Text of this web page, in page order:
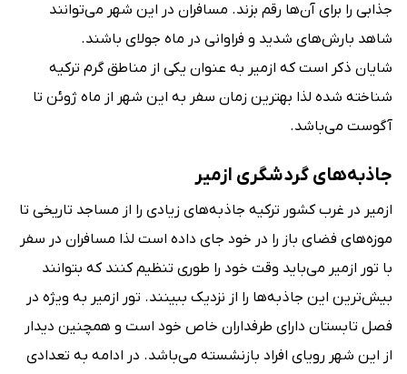
جذابی را برای آن‌ها رقم بزند. مسافران در این شهر می‌توانند
شاهد بارش‌های شدید و فراوانی در ماه جولای باشند.
شایان ذکر است که ازمیر به عنوان یکی از مناطق گرم ترکیه
شناخته شده لذا بهترین زمان سفر به این شهر از ماه ژوئن تا
آگوست می‌باشد.
جاذبه‌های گردشگری ازمیر
ازمیر در غرب کشور ترکیه جاذبه‌های زیادی را از مساجد تاریخی تا
موزه‌های فضای باز را در خود جای داده است لذا مسافران در سفر
با تور ازمیر می‌باید وقت خود را طوری تنظیم کنند که بتوانند
بیش‌ترین این جاذبه‌ها را از نزدیک ببینند. تور ازمیر به ویژه در
فصل تابستان دارای طرفداران خاص خود است و همچنین دیدار
از این شهر رویای افراد بازنشسته می‌باشد. در ادامه به تعدادی